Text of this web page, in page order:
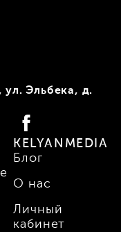
Эльбека, д.
KELYANMEDIA
Блог
О нас
Личный
кабинет